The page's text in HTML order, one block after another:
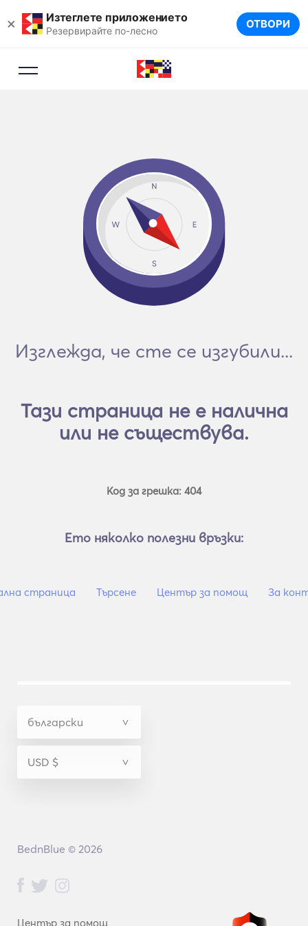
× Изтеглете приложението
Резервирайте по-лесно ОТВОРИ
Изглежда, че сте се изгубили...
Тази страница не е налична
или не съществува.
Код за грешка: 404
Ето няколко полезни връзки:
страница Търсене Център за помощ За
Център за помощ
BednBlue © 2026